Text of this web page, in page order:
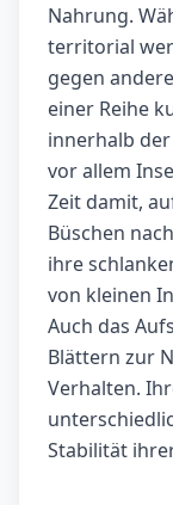
Nahrung.
territorial
gegen
einer Reihe
innerhalb
vor allem
Zeit damit,
Büschen
ihre
von kleinen
Auch das
Blättern zur
Verhalten.
Stabilität